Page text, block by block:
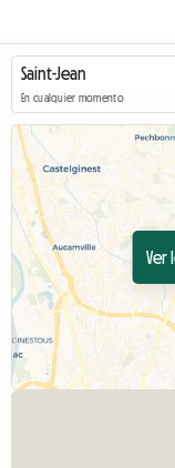
En cualquier momento
Ver